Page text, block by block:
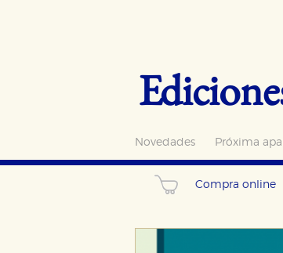
Novedades Próxima
Compra online